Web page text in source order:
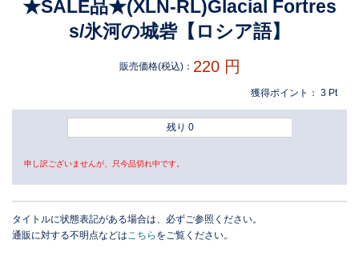
★SALE品★(XLN-RL)Glacial Fortres
s/氷河の城砦【ロシア語】
販売価格(税込)： 220 円
獲得ポイント： 3 Pt
残り 0
申し訳ございませんが、只今品切れ中です。
タイトルに状態表記がある場合は、必ずご参照ください。
通販に対する不明点などはこちら をご覧ください。